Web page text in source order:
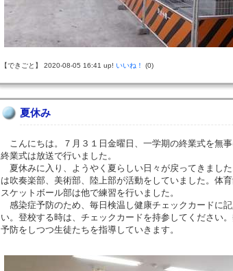
【できごと】 2020-08-05 16:41 up! いいね！ (0)
夏休み
こんにちは。７月３１日金曜日、一学期の終業式を無事
終業式は放送で行いました。
夏休みに入り、ようやく夏らしい日々が戻ってきまし
は吹奏楽部、美術部、陸上部が活動をしていました。体
スケットボール部は他で練習を行いました。
感染症予防のため、毎日検温し健康チェックカードに記
い。登校する時は、チェックカードを持参してください
予防をしつつ生徒たちを指導していきます。